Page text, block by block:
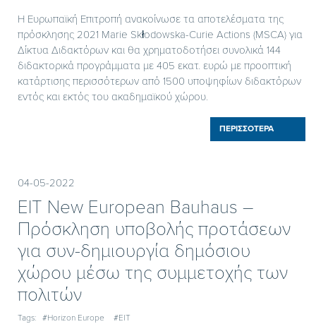
Η Ευρωπαϊκή Επιτροπή ανακοίνωσε τα αποτελέσματα της
πρόσκλησης 2021 Marie Skłodowska-Curie Actions (MSCA) για
Δίκτυα Διδακτόρων και θα χρηματοδοτήσει συνολικά 144
διδακτορικά προγράμματα με 405 εκατ. ευρώ με προοπτική
κατάρτισης περισσότερων από 1500 υποψηφίων διδακτόρων
εντός και εκτός του ακαδημαϊκού χώρου.
ΠΕΡΙΣΣΟΤΕΡΑ
04-05-2022
ΕΙΤ New European Bauhaus –
Πρόσκληση υποβολής προτάσεων
για συν-δημιουργία δημόσιου
χώρου μέσω της συμμετοχής των
πολιτών
Tags: #Horizon Europe #ΕΙΤ